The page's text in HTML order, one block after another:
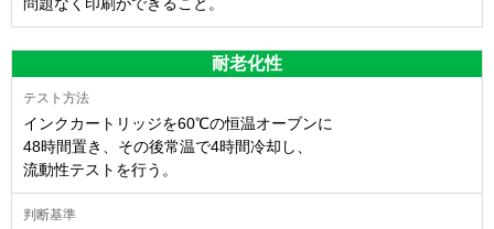
耐老化性
インクカートリッジを60℃の恒温オーブンに
48時間置き、その後常温で4時間冷却し、
流動性テストを行う。